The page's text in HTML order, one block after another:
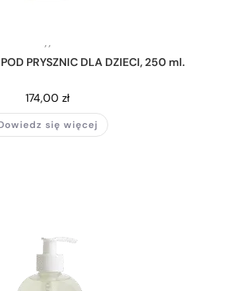
, ,
PRYSZNIC DLA DZIECI, 250 ml.
174,00 zł
się więcej